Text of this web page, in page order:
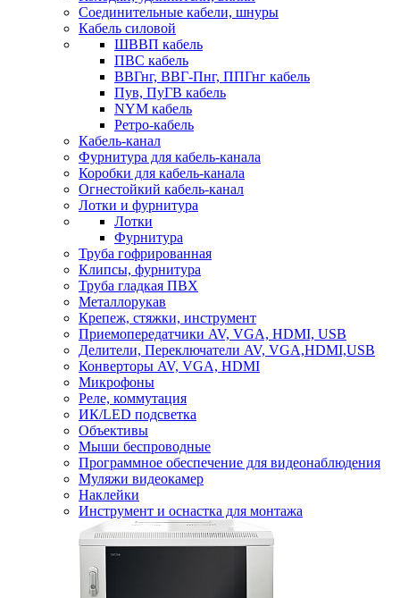
Соединительные кабели, шнуры
Кабель силовой
ШВВП кабель
ПВС кабель
ВВГнг, ВВГ-Пнг, ППГнг кабель
Пув, ПуГВ кабель
NYM кабель
Ретро-кабель
Кабель-канал
Фурнитура для кабель-канала
Коробки для кабель-канала
Огнестойкий кабель-канал
Лотки и фурнитура
Лотки
Фурнитура
Труба гофрированная
Клипсы, фурнитура
Труба гладкая ПВХ
Металлорукав
Крепеж, стяжки, инструмент
Приемопередатчики AV, VGA, HDMI, USB
Делители, Переключатели AV, VGA,HDMI,USB
Конверторы AV, VGA, HDMI
Микрофоны
Реле, коммутация
ИК/LED подсветка
Объективы
Мыши беспроводные
Программное обеспечение для видеонаблюдения
Муляжи видеокамер
Наклейки
Инструмент и оснастка для монтажа